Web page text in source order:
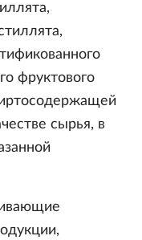
фруктового
сырья, в